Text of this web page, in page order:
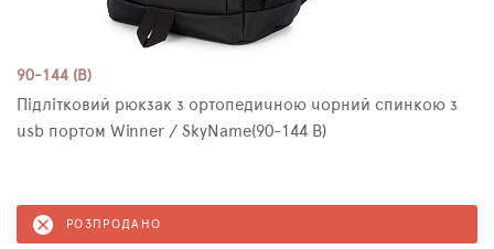
90-144 (B)
Підлітковий рюкзак з ортопедичною чорний спинкою з
usb портом Winner / SkyName(90-144 B)
РОЗПРОДАНО